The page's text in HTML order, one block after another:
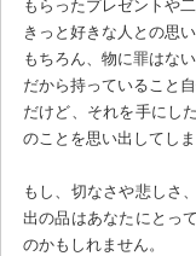
もらったプレゼントや
きっと好きな人との思
もちろん、物に罪はない
だから持っていること
だけど、それを手にし
のことを思い出してし
もし、切なさや悲しさ
出の品はあなたにとっ
のかもしれません。